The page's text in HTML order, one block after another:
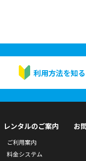
利用方法を知る
レンタルのご案内
ご利用案内
料金システム
お